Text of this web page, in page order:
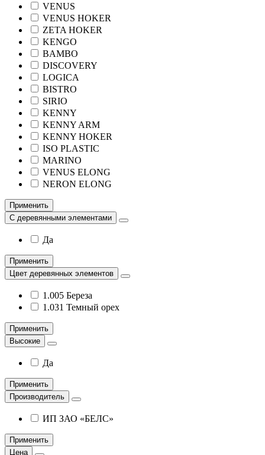
VENUS
VENUS HOKER
ZETA HOKER
KENGO
BAMBO
DISCOVERY
LOGICA
BISTRO
SIRIO
KENNY
KENNY ARM
KENNY HOKER
ISO PLASTIC
MARINO
VENUS ELONG
NERON ELONG
Применить
С деревянными элементами
Да
Применить
Цвет деревянных элементов
1.005 Береза
1.031 Темный орех
Применить
Высокие
Да
Применить
Производитель
ИП ЗАО «БЕЛС»
Применить
Цена